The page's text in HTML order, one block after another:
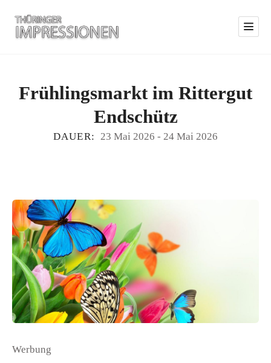
Frühlingsmarkt im Rittergut
Endschütz
DAUER: 23 Mai 2026 - 24 Mai 2026
Werbung